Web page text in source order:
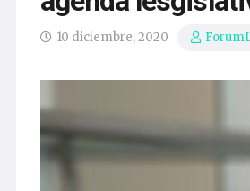
10 diciembre, 2020